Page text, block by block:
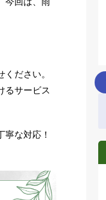
ださい。
るサービス
な対応！